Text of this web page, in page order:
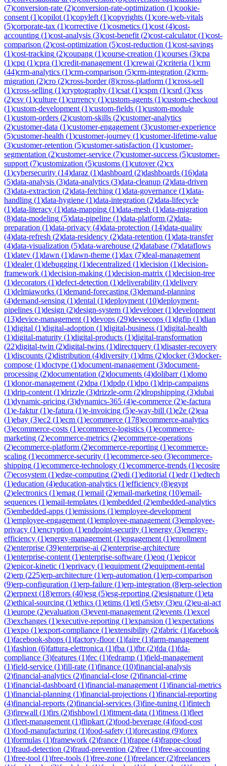
(7)conversion-rate (2)conversion-rate-optimization (1)cookie-
consent (1)copilot (1)copyleft (1)copyrights (1)core-web-vitals
(5)corporate-tax (1)corrective (1)cosmetics (1)cost (4)cost-
accounting (1)cost-analysis (3)cost-benefit (2)cost-calculator(1)cost-
comparison (2)cost-optimization (5)cost-reduction (1)cost-savings
(1)cost-tracking (2)coupang (1)course-creation (1)courses (3)cpa
(1)cpq (1)cpra (1)credit-management (1)crewai (2)criteria (1)crm
(44)crm-analytics (1)crm-comparison (5)crm-integration (2)crm-
migration (2)cro (2)cross-border(8)cross-platform (1)cross-sell
(1)cross-selling (1)cryptography (1)csat (1)cspm (1)csrd (3)css
(2)csv (1)culture (1)currency (1)custom-agents (1)custom-checkout
(1)custom-development (1)custom-fields (1)custom-module
(1)custom-orders (2)custom-skills (2)customer-analytics
(2)customer-data (1)customer-engagement (3)customer-experience
(5)customer-health (1)customer-journey (1)customer-lifetime-value
(3)customer-retention (5)customer-satisfaction (1)customer-
segmentation (2)customer-service (7)customer-success (5)customer-
support (7)customization (5)customs (1)cutover(2)cx
(1)cybersecurity (14)daraz (1)dashboard (2)dashboards (16)data
(5)data-analysis (3)data-analytics (3)data-cleanup (2)data-driven
(3)data-extraction (2)data-fetching (1)data-governance (1)data-
handling (1)data-hygiene (1)data-integration (2)data-lifecycle
(1)data-literacy (1)data-mapping (1)data-mesh (1)data-migration
(8)data-modeling (5)data-pipeline (1)data-platform (2)data-
preparation (1)data-privacy (4)data-protection (14)data-quality
(4)data-refresh (2)data-residency (2)data-retention (1)data-transfer
(4)data-visualization (5)data-warehouse (2)database (7)dataflows
(1)datev (1)dawn (1)dawn-theme (1)dax (7)deal-management
(1)dealer(1)debugging (1)decentralized (1)decision (1)decision-
framework (1)decision-making (1)decision-matrix (1)decision-tree
(1)decorators (1)defect-detection (1)deliverability (1)delivery
(1)delmiaworks (1)demand-forecasting (3)demand-planning
(4)demand-sensing (1)dental (1)deployment (10)deployment-
pipelines (1)design (2)design-system (1)developer(1)development
(13)device-management (1)devops (29)devsecops (1)dgfip (1)dian
(1)digital (1)digital-adoption (1)digital-business (1)digital-health
(1)digital-maturity (1)digital-products (1)digital-transformation
(22)digital-twin (2)digital-twins (1)directquery (1)disaster-recovery
(1)discounts (2)distribution (4)diversity (1)dms (2)docker(3)docker-
compose (1)doctype (1)document-management (3)document-
processing (2)documentation (2)documents (4)dolibarr(1)domo
(1)donor-management (2)dpa (1)dpdp (1)dpo (1)drip-campaigns
(1)drip-content (1)drizzle (3)drizzle-orm (2)dropshipping (3)dubai
(1)dynamic-pricing (3)dynamics-365 (4)e-commerce (2)e-factura
(1)e-faktur(1)e-fatura (1)e-invoicing (5)e-way-bill (1)e2e (2)eaa
(1)ebay (3)ec2 (1)ecm (1)ecommerce (178)ecommerce-analytics
(3)ecommerce-costs (1)ecommerce-logistics (1)ecommerce-
marketing (2)ecommerce-metrics (2)ecommerce-operations
(2)ecommerce-platform (2)ecommerce-reporting (1)ecommerce-
scaling (1)ecommerce-security (1)ecommerce-seo (3)ecommerce-
shipping (1)ecommerce-technology (1)ecommerce-trends (1)ecosire
(7)ecosystem (1)edge-computing (2)edi (1)editorial (1)edr(1)edtech
(1)education (4)education-analytics (1)efficiency (8)egypt
(2)electronics (1)emag (1)email (2)email-marketing (10)email-
sequences (1)email-templates (1)embedded (2)embedded-analytics
(5)embedded-apps (1)emissions (1)employee-development
(1)employee-engagement (1)employee-management (3)employee-
privacy (1)encryption (1)endpoint-security (1)energy (3)energy-
efficiency (1)energy-management (1)engagement (1)enrollment
(2)enterprise (39)enterprise-ai (2)enterprise-architecture
(1)enterprise-content (1)enterprise-software (1)eoq (1)epicor
(2)epicor-kinetic (1)eprivacy (1)equipment (2)equipment-rental
(2)erp (225)erp-architecture (1)erp-automation (1)erp-comparison
(9)erp-configuration (1)erp-failure (1)erp-integration (8)erp-selection
(2)erpnext (18)errors (40)esg (5)esg-reporting (2)esignature (1)eta
(2)ethical-sourcing (1)ethics (1)etims (1)etl (5)etsy (3)eu (2)eu-ai-act
(1)europe (2)evaluation (3)event-management (2)events (1)excel
(3)exchanges (1)executive-reporting (1)expansion (1)expectations
(1)expo (1)export-compliance (1)extensibility (2)fabric (1)facebook
(1)facebook-shops (1)factory-floor(1)faire (1)farm-management
(1)fashion (6)fattura-elettronica (1)fba (1)fbr(2)fda (1)fda-
compliance (3)features (1)fec (1)fedramp (1)field-management
(1)field-service (1)fill-rate (1)finance (10)financial-analysis
(2)financial-analytics (2)financial-close (2)financial-crime
(1)financial-dashboard (1)financial-management (1)financial-metrics
(1)financial-planning (1)financial-projections (1)financial-reporting
(4)financial-reports (2)financial-services (3)fine-tuning (1)fintech
(3)firewall (1)firs (2)fishbowl (1)fitment-data (1)fitness (1)fleet
(1)fleet-management (1)flipkart (2)food-beverage (4)food-cost
(1)food-manufacturing (1)food-safety (1)forecasting (9)forex
(1)formulas (1)framework (2)france (1)frappe (4)frappe-cloud
(1)fraud-detection (2)fraud-prevention (2)free (1)free-accounting
(1)free-tool (1)free-tools (1)free-zone (1)freelancer(2)freelancers